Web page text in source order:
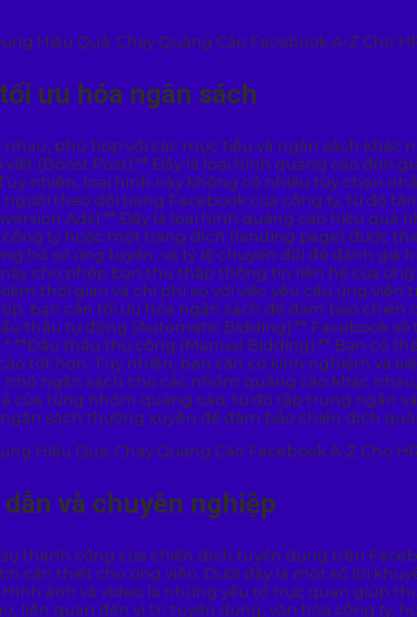
ưu hóa ngân sách
phù hợp với các mục tiêu và ngân sách khác
(Boost Post):** Đây là loại hình quảng cáo đơn
nhiên, loại hình này không có nhiều tùy chọn
theo dõi trang Facebook của công ty, từ đó
Ads):** Đây là loại hình quảng cáo hiệu quả
ty hoặc một trang đích (landing page) được
hồ sơ ứng tuyển, và tỷ lệ chuyển đổi để đánh giá
cho phép bạn thu thập thông tin liên hệ của
thời gian và chi phí so với việc yêu cầu ứng viên
bạn cần tối ưu hóa ngân sách để đảm bảo
thầu tự động (Automatic Bidding):** Facebook
**Đấu thầu thủ công (Manual Bidding):** Bạn có
tốt hơn. Tuy nhiên, bạn cần có kinh nghiệm và
ngân sách cho các nhóm quảng cáo khác
của từng nhóm quảng cáo, từ đó tập trung ngân
sách thường xuyên để đảm bảo chiến dịch
và chuyên nghiệp
thành công của chiến dịch tuyển dụng trên
cần thiết cho ứng viên. Dưới đây là một số lời
ảnh và video là những yếu tố trực quan giúp
liên quan đến vị trí tuyển dụng, văn hóa công ty,